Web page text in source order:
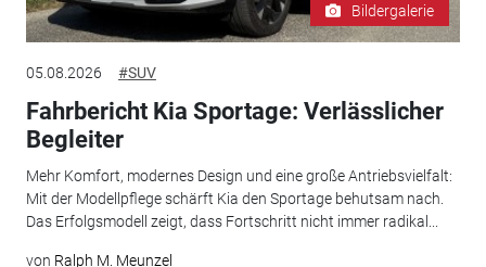
Bildergalerie
05.08.2026 #SUV
Fahrbericht Kia Sportage: Verlässlicher
Begleiter
Mehr Komfort, modernes Design und eine große Antriebsvielfalt:
Mit der Modellpflege schärft Kia den Sportage behutsam nach.
Das Erfolgsmodell zeigt, dass Fortschritt nicht immer radikal...
von Ralph M. Meunzel